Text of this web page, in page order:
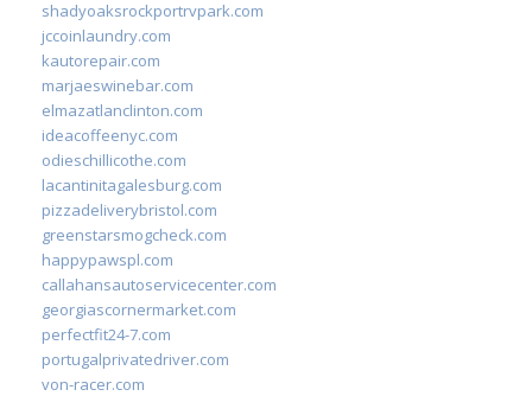
shadyoaksrockportrvpark.com
jccoinlaundry.com
kautorepair.com
marjaeswinebar.com
elmazatlanclinton.com
ideacoffeenyc.com
odieschillicothe.com
lacantinitagalesburg.com
pizzadeliverybristol.com
greenstarsmogcheck.com
happypawspl.com
callahansautoservicecenter.com
georgiascornermarket.com
perfectfit24-7.com
portugalprivatedriver.com
von-racer.com